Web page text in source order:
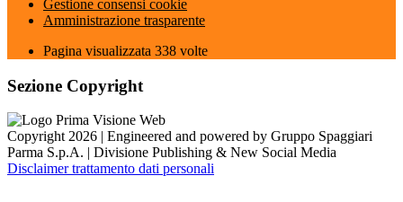
Gestione consensi cookie
Amministrazione trasparente
Pagina visualizzata 338 volte
Sezione Copyright
Copyright 2026 | Engineered and powered by Gruppo Spaggiari
Parma S.p.A. | Divisione Publishing & New Social Media
Disclaimer trattamento dati personali